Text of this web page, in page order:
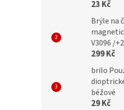
23 Kč
Brýle na
V3096 /
299 Kč
brilo
béžové
29 Kč